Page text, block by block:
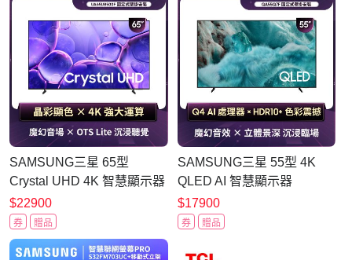
SAMSUNG三星 65型
Crystal UHD 4K 智慧顯示器
UA65U8500FXXZW 含壁掛
安裝
$22900
券 贈品
SAMSUNG三星 55型 4K
QLED AI 智慧顯示器
QA55Q7FAAXXZW 含壁掛
安裝
$17900
券 贈品